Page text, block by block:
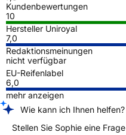
Kundenbewertungen
10
Hersteller Uniroyal
7,0
Redaktionsmeinungen
nicht verfügbar
EU-Reifenlabel
6,0
mehr anzeigen
Wie kann ich Ihnen helfen?
Stellen Sie Sophie eine Frage